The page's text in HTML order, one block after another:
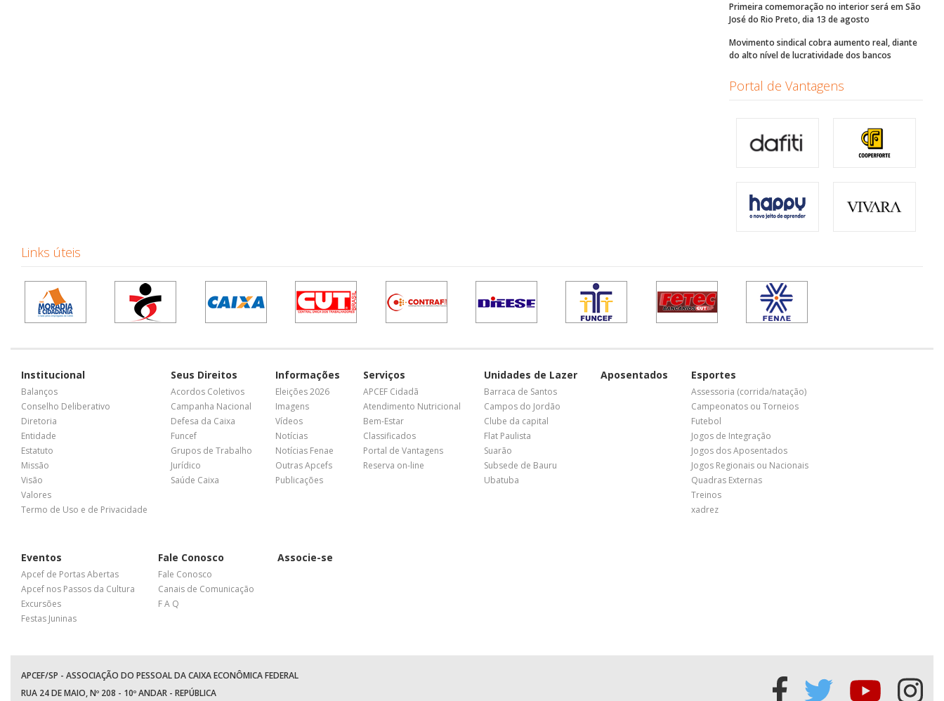
Primeira comemoração no interior será em São
José do Rio Preto, dia 13 de agosto
Movimento sindical cobra aumento real, diante
do alto nível de lucratividade dos bancos
Portal de Vantagens
Links úteis
Institucional
Balanços
Conselho Deliberativo
Diretoria
Entidade
Estatuto
Missão
Visão
Valores
Termo de Uso e de Privacidade
Seus Direitos
Acordos Coletivos
Campanha Nacional
Defesa da Caixa
Funcef
Grupos de Trabalho
Jurídico
Saúde Caixa
Informações
Eleições 2026
Imagens
Vídeos
Notícias
Notícias Fenae
Outras Apcefs
Publicações
Serviços
APCEF Cidadã
Atendimento Nutricional
Bem-Estar
Classificados
Portal de Vantagens
Reserva on-line
Unidades de Lazer
Barraca de Santos
Campos do Jordão
Clube da capital
Flat Paulista
Suarão
Subsede de Bauru
Ubatuba
Aposentados Esportes
Assessoria (corrida/natação)
Campeonatos ou Torneios
Futebol
Jogos de Integração
Jogos dos Aposentados
Jogos Regionais ou Nacionais
Quadras Externas
Treinos
xadrez
Eventos
Apcef de Portas Abertas
Apcef nos Passos da Cultura
Excursões
Festas Juninas
Fale Conosco
Fale Conosco
Canais de Comunicação
F A Q
Associe-se
APCEF/SP - ASSOCIAÇÃO DO PESSOAL DA CAIXA ECONÔMICA FEDERAL
RUA 24 DE MAIO, Nº 208 - 10º ANDAR - REPÚBLICA
Acessar
Acessar